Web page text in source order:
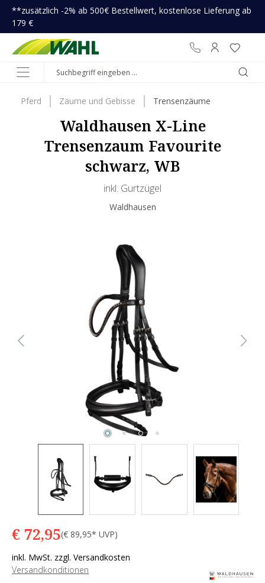
springen
**zusätzlich -2% ab 500€ Bestellwert, kostenlose Lieferung ab
179 €
Pferd Zäume und Gebisse Trensenzäume
Waldhausen X-Line
Trensenzaum Favourite
schwarz, WB
inkl. Gurtzügel
Waldhausen
€ 72,95(€ 89,95* UVP)
inkl. MwSt. zzgl. Versandkosten
Versandkonditionen